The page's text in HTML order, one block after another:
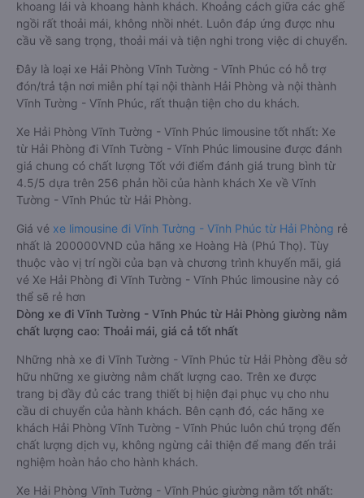
khoang lái và khoang hành khách. Khoảng cách giữa các ghế
ngồi rất thoải mái, không nhồi nhét. Luôn đáp ứng được nhu
cầu về sang trọng, thoải mái và tiện nghi trong việc di chuyển.
Đây là loại xe Hải Phòng Vĩnh Tường - Vĩnh Phúc có hỗ trợ
đón/trả tận nơi miễn phí tại nội thành Hải Phòng và nội thành
Vĩnh Tường - Vĩnh Phúc, rất thuận tiện cho du khách.
Xe Hải Phòng Vĩnh Tường - Vĩnh Phúc limousine tốt nhất: Xe
từ Hải Phòng đi Vĩnh Tường - Vĩnh Phúc limousine được đánh
giá chung có chất lượng Tốt với điểm đánh giá trung bình từ
4.5/5 dựa trên 256 phản hồi của hành khách Xe về Vĩnh
Tường - Vĩnh Phúc từ Hải Phòng.
Giá vé xe limousine đi Vĩnh Tường - Vĩnh Phúc từ Hải Phòng rẻ
nhất là 200000VND của hãng xe Hoàng Hà (Phú Thọ). Tùy
thuộc vào vị trí ngồi của bạn và chương trình khuyến mãi, giá
vé Xe Hải Phòng đi Vĩnh Tường - Vĩnh Phúc limousine này có
thể sẽ rẻ hơn
Dòng xe đi Vĩnh Tường - Vĩnh Phúc từ Hải Phòng giường nằm
chất lượng cao: Thoải mái, giá cả tốt nhất
Những nhà xe đi Vĩnh Tường - Vĩnh Phúc từ Hải Phòng đều sở
hữu những xe giường nằm chất lượng cao. Trên xe được
trang bị đầy đủ các trang thiết bị hiện đại phục vụ cho nhu
cầu di chuyển của hành khách. Bên cạnh đó, các hãng xe
khách Hải Phòng Vĩnh Tường - Vĩnh Phúc luôn chú trọng đến
chất lượng dịch vụ, không ngừng cải thiện để mang đến trải
nghiệm hoàn hảo cho hành khách.
Xe Hải Phòng Vĩnh Tường - Vĩnh Phúc giường nằm tốt nhất: